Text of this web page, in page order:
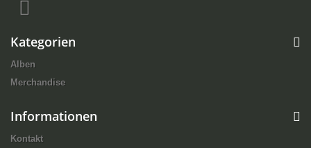
Kategorien
Alben
Merchandise
Informationen
Kontakt